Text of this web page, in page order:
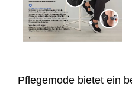
Pflegemode bietet ein